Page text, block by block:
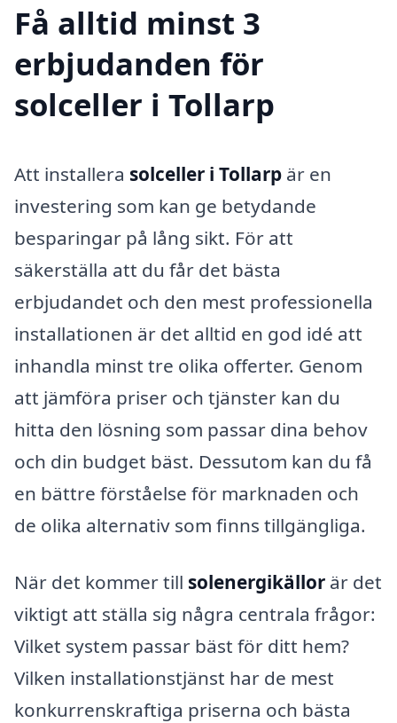
Få alltid minst 3
erbjudanden för
solceller i Tollarp
Att installera solceller i Tollarp är en
investering som kan ge betydande
besparingar på lång sikt. För att
säkerställa att du får det bästa
erbjudandet och den mest professionella
installationen är det alltid en god idé att
inhandla minst tre olika offerter. Genom
att jämföra priser och tjänster kan du
hitta den lösning som passar dina behov
och din budget bäst. Dessutom kan du få
en bättre förståelse för marknaden och
de olika alternativ som finns tillgängliga.
När det kommer till solenergikällor är det
viktigt att ställa sig några centrala frågor:
Vilket system passar bäst för ditt hem?
Vilken installationstjänst har de mest
konkurrenskraftiga priserna och bästa